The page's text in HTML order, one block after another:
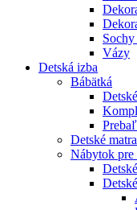
Vázy
Detská izba
Bábätká
Detské
Nábytok pre